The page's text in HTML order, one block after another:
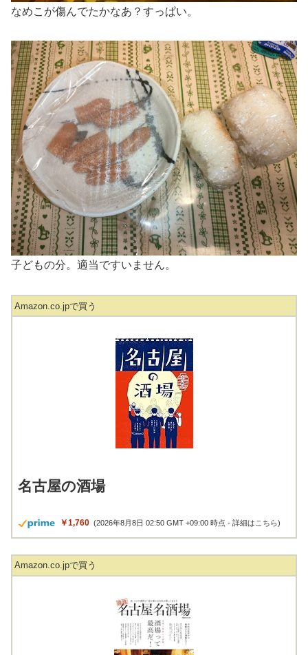
なめこが傷んでたかなあ？すっぱい。
子どもの分。適当ですいません。
Amazon.co.jpで買う
名古屋の酒場
￥1,760 (2026年8月8日 02:50 GMT +09:00 時点 -詳細はこちら)
Amazon.co.jpで買う